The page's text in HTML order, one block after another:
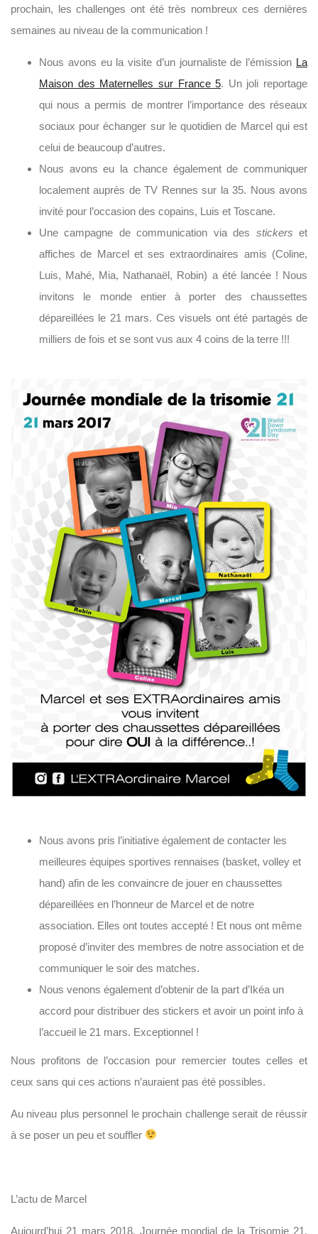
prochain, les challenges ont été très nombreux ces dernières
semaines au niveau de la communication !
Nous avons eu la visite d’un journaliste de l’émission La
Maison des Maternelles sur France 5. Un joli reportage
qui nous a permis de montrer l’importance des réseaux
sociaux pour échanger sur le quotidien de Marcel qui est
celui de beaucoup d’autres.
Nous avons eu la chance également de communiquer
localement auprès de TV Rennes sur la 35. Nous avons
invité pour l’occasion des copains, Luis et Toscane.
Une campagne de communication via des stickers et
affiches de Marcel et ses extraordinaires amis (Coline,
Luis, Mahé, Mia, Nathanaël, Robin) a été lancée ! Nous
invitons le monde entier à porter des chaussettes
dépareillées le 21 mars. Ces visuels ont été partagés de
milliers de fois et se sont vus aux 4 coins de la terre !!!
Nous avons pris l’initiative également de contacter les
meilleures équipes sportives rennaises (basket, volley et
hand) afin de les convaincre de jouer en chaussettes
dépareillées en l’honneur de Marcel et de notre
association. Elles ont toutes accepté ! Et nous ont même
proposé d’inviter des membres de notre association et de
communiquer le soir des matches.
Nous venons également d’obtenir de la part d’Ikéa un
accord pour distribuer des stickers et avoir un point info à
l’accueil le 21 mars. Exceptionnel !
Nous profitons de l’occasion pour remercier toutes celles et
ceux sans qui ces actions n’auraient pas été possibles.
Au niveau plus personnel le prochain challenge serait de réussir
à se poser un peu et souffler
L’actu de Marcel
Aujourd’hui 21 mars 2018, Journée mondial de la Trisomie 21,